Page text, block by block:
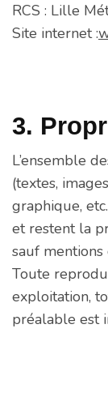
RCS : Lille
Site internet :
3.
L’ensemble
(textes,
graphique,
et restent la
sauf mentions
Toute
exploitation,
préalable est